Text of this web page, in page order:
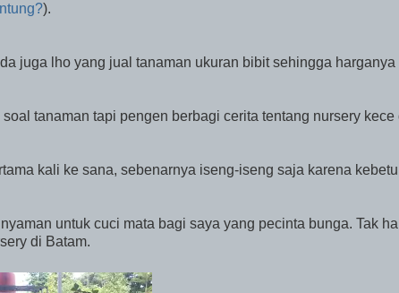
).
juga lho yang jual tanaman ukuran bibit sehingga harganya
tanaman tapi pengen berbagi cerita tentang nursery kece
kali ke sana, sebenarnya iseng-iseng saja karena
untuk cuci mata bagi saya yang pecinta bunga. Tak
di Batam.